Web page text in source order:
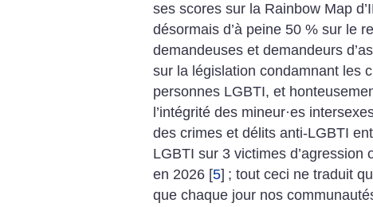
ses scores sur la Rainbow Map
désormais d’à peine 50 % sur le
demandeuses et demandeurs
sur la législation condamnant les
personnes LGBTI, et
l’intégrité des mineur·es
des crimes et délits anti-LGBTI
LGBTI sur 3 victimes d’agression
en 2026 [5] ; tout ceci ne traduit
que chaque jour nos